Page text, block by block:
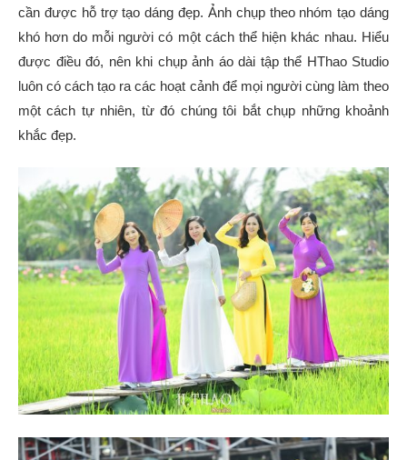
cần được hỗ trợ tạo dáng đẹp. Ảnh chụp theo nhóm tạo dáng
khó hơn do mỗi người có một cách thể hiện khác nhau. Hiểu
được điều đó, nên khi chụp ảnh áo dài tập thể HThao Studio
luôn có cách tạo ra các hoạt cảnh để mọi người cùng làm theo
một cách tự nhiên, từ đó chúng tôi bắt chụp những khoảnh
khắc đẹp.